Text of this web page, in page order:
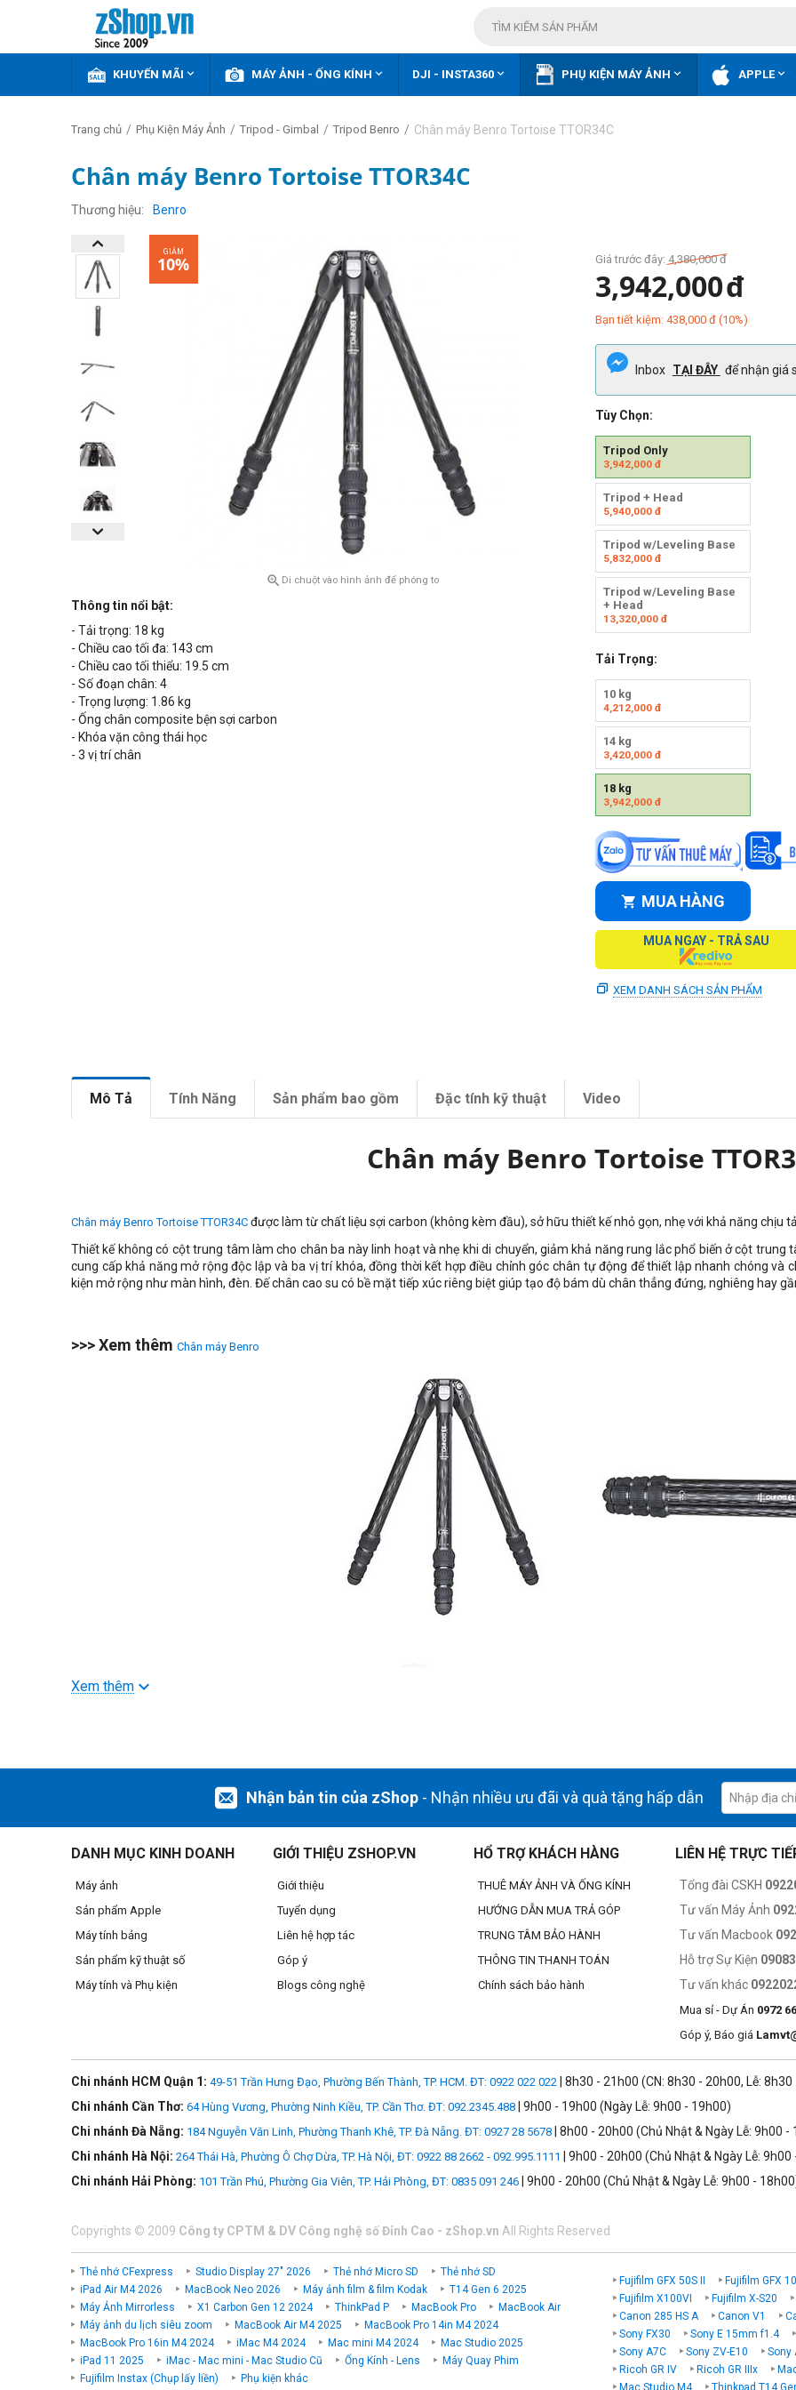
KHUYẾN MÃI  MÁY ẢNH - ỐNG KÍNH  DJI - INSTA360  PHỤ KIỆN MÁY ẢNH  APPLE
Trang chủ / Phụ Kiện Máy Ảnh / Tripod - Gimbal / Tripod Benro / Chân máy Benro Tortoise TTOR34C
Chân máy Benro Tortoise TTOR34C
Thương hiệu Benro
10%
 Di chuột vào hình ảnh để phóng to
Thông tin nổi bật:
- Tải trọng: 18 kg
- Chiều cao tối đa: 143 cm
- Chiều cao tối thiểu: 19.5 cm
- Số đoạn chân: 4
- Trọng lượng: 1.86 kg
- Ống chân composite bện sợi carbon
- Khóa vặn công thái học
- 3 vị trí chân
Giá trước đây: 4,380,000 đ
3,942,000đ
Bạn tiết kiệm: 438,000đ(10%)
Inbox TẠI ĐÂY để nhận giá
Tùy Chọn:
Tripod Only
3,942,000đ
Tripod + Head
5,940,000đ
Tripod w/Leveling Base
5,832,000đ
Tripod w/Leveling Base
+ Head
13,320,000đ
Tải Trọng:
10 kg
4,212,000đ
14 kg
3,420,000đ
18 kg
3,942,000đ
MUA HÀNG
MUA NGAY - TRẢ SAU
XEM DANH SÁCH SẢN PHẨM
Mô Tả Tính Năng Sản phẩm bao gồm Đặc tính kỹ thuật Video
Chân máy Benro Tortoise
Chân máy Benro Tortoise TTOR34C được làm từ chất liệu sợi carbon (không kèm đầu), sở hữu thiết kế nhỏ gọn, nhẹ với khả năng chịu
Thiết kế không có cột trung tâm làm cho chân ba này linh hoạt và nhẹ khi di chuyển, giảm khả năng rung lắc phổ biến ở cột
cung cấp khả năng mở rộng độc lập và ba vị trí khóa, đồng thời kết hợp điều chỉnh góc chân tự động để thiết lập nhanh chóng và
kiện mở rộng như màn hình, đèn. Đế chân cao su có bề mặt tiếp xúc riêng biệt giúp tạo độ bám dù chân thẳng đứng, nghiêng hay
>>> Xem thêm Chân máy Benro
>>> Xem thêmChân máy ảnh
Xem thêm
Nhận bản tin của zShop - Nhận nhiều ưu đãi và quà tặng hấp dẫn
DANH MỤC KINH DOANH
Máy ảnh
Sản phẩm Apple
Máy tính bảng
Sản phẩm kỹ thuật số
Máy tính và Phụ kiện
GIỚI THIỆU ZSHOP.VN
Giới thiệu
Tuyển dụng
Liên hệ hợp tác
Góp ý
Blogs công nghệ
HỔ TRỢ KHÁCH HÀNG
THUÊ MÁY ẢNH VÀ ỐNG KÍNH
HƯỚNG DẪN MUA TRẢ GÓP
TRUNG TÂM BẢO HÀNH
THÔNG TIN THANH TOÁN
Chính sách bảo hành
LIÊN HỆ TRỰC
Tổng đài CSKH
Tư vấn Máy Ảnh
Tư vấn Macbook
Hỗ trợ Sự Kiện
Tư vấn khác
Mua sỉ - Dự Án 0972
Góp ý, Báo giá
Chi nhánh HCM Quận 1: 49-51 Trần Hưng Đạo, Phường Bến Thành, TP. HCM. ĐT: 0922 022 022 | 8h30 - 21h00 (CN: 8h30 - 20h00, Lễ:
Chi nhánh Cần Thơ: 64 Hùng Vương, Phường Ninh Kiều, TP. Cần Thơ. ĐT: 092.2345.488 | 9h00 - 19h00 (Ngày Lễ: 9h00 - 19h00)
Chi nhánh Đà Nẵng: 184 Nguyễn Văn Linh, Phường Thanh Khê, TP. Đà Nẵng. ĐT: 0927 28 5678 | 8h00 - 20h00 (Chủ Nhật & Ngày Lễ: 9h00 -
Chi nhánh Hà Nội: 264 Thái Hà, Phường Ô Chợ Dừa, TP. Hà Nội, ĐT: 0922 88 2662 - 092.995.1111
| 9h00 - 20h00 (Chủ Nhật & Ngày Lễ:
Chi nhánh Hải Phòng: 101 Trần Phú, Phường Gia Viên, TP. Hải Phòng, ĐT: 0835 091 246 | 9h00 - 20h00 (Chủ Nhật & Ngày Lễ: 9h00 -
Copyrights © 2009 Công ty CPTM & DV Công nghệ số Đỉnh Cao - zShop.vn All Rights Reserved
Thẻ nhớ CFexpress Studio Display 27" 2026 Thẻ nhớ Micro SD
Thẻ nhớ SD
iPad Air M4 2026
MacBook Neo 2026 Máy ảnh film & film Kodak
T14 Gen 6 2025
Máy Ảnh Mirrorless
X1 Carbon Gen 12 2024 ThinkPad P MacBook Pro
MacBook Air
Máy ảnh du lịch siêu zoom
MacBook Air M4 2025
MacBook Pro 14in M4 2024
MacBook Pro 16in M4 2024
iMac M4 2024 Mac mini M4 2024
Mac Studio 2025
iPad 11 2025
iMac - Mac mini - Mac Studio Cũ Ống Kính - Lens
Máy Quay Phim
Fujifilm Instax (Chụp lấy liền)
Phụ kiện khác
Fujifilm GFX 50S II
Fujifilm GFX
Fujifilm X100VI
Fujifilm X-S20
Canon 285 HS A
Canon V1
Sony FX30
Sony E 15mm f1.4
Sony A7C
Sony ZV-E10
Sony
Ricoh GR IV
Ricoh GR IIIx
Mac Studio M4
Thinkpad T14